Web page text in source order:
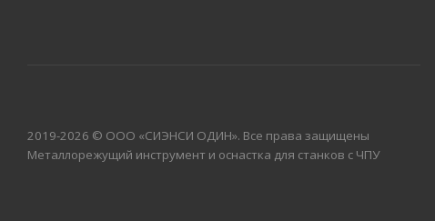
2019-2026 © ООО «СИЭНСИ ОДИН». Все права защищены
Металлорежущий инструмент и оснастка для станков с ЧПУ